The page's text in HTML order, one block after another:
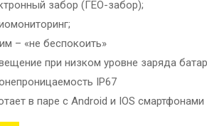
забор (ГЕО-забор);
– «не беспокоить»
при низком уровне заряда
IP67
в паре с Android и IOS смартфонами